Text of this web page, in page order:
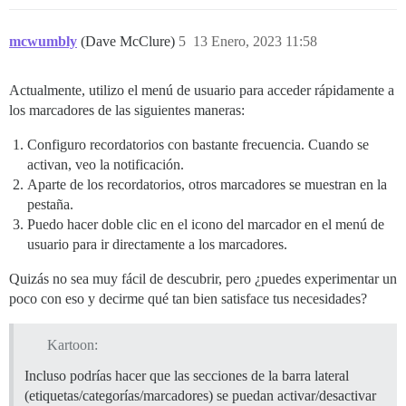
mcwumbly (Dave McClure) 13 Enero, 2023 11:58
5
Actualmente, utilizo el menú de usuario para acceder rápidamente a
los marcadores de las siguientes maneras:
Configuro recordatorios con bastante frecuencia. Cuando se
activan, veo la notificación.
Aparte de los recordatorios, otros marcadores se muestran en la
pestaña.
Puedo hacer doble clic en el icono del marcador en el menú de
usuario para ir directamente a los marcadores.
Quizás no sea muy fácil de descubrir, pero ¿puedes experimentar un
poco con eso y decirme qué tan bien satisface tus necesidades?
Kartoon:
Incluso podrías hacer que las secciones de la barra lateral
(etiquetas/categorías/marcadores) se puedan activar/desactivar